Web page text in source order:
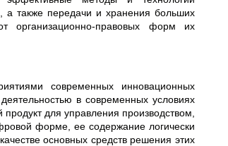
а также передачи и хранения больших
организационно-правовых форм их
современных инновационных
в современных условиях
для управления производством,
форме, ее содержание логически
основных средств решения этих